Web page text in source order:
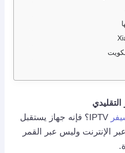
IPTV؟ فإنه جهاز يستقبل
الإنترنت وليس عبر القمر